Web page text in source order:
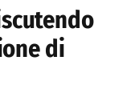
di